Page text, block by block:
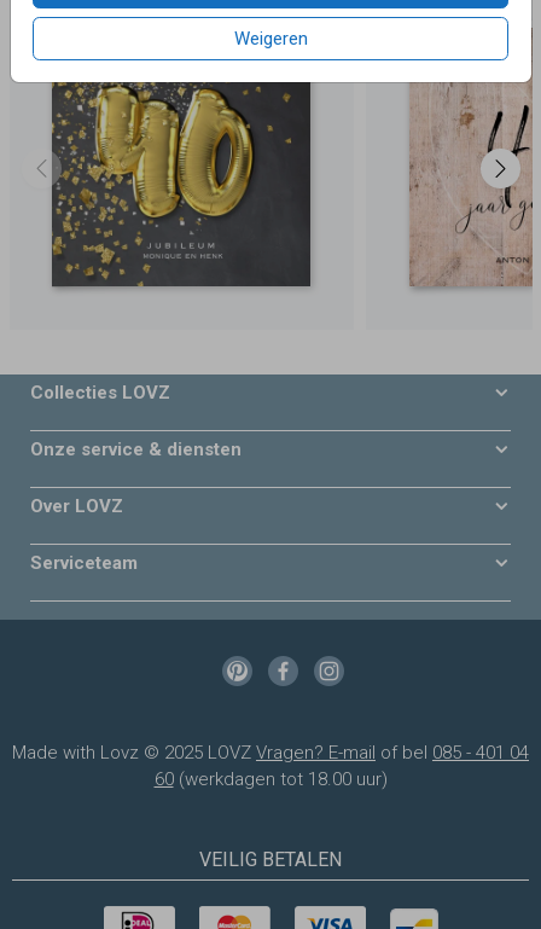
Weigeren
Collecties LOVZ
Onze service & diensten
Over LOVZ
Serviceteam
Made with Lovz © 2025 LOVZ Vragen? E-mail of bel 085 - 401 04
60(werkdagen tot 18.00 uur)
VEILIG BETALEN